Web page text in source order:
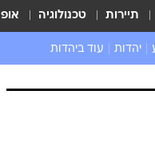
תיירות טכנולוגיה
יהדות עוד ביהדות